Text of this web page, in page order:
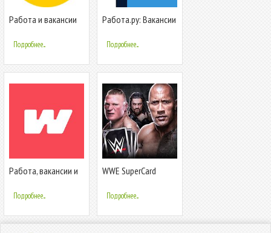
Работа и вакансии
Подробнее...
Работа.ру: Вакансии
работы рядом
Подробнее...
Работа, вакансии и
работы
Подробнее...
WWE SuperCard
Подробнее...